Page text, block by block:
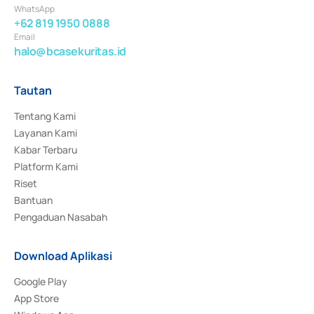
WhatsApp
+62 819 1950 0888
Email
halo@bcasekuritas.id
Tautan
Tentang Kami
Layanan Kami
Kabar Terbaru
Platform Kami
Riset
Bantuan
Pengaduan Nasabah
Download Aplikasi
Google Play
App Store